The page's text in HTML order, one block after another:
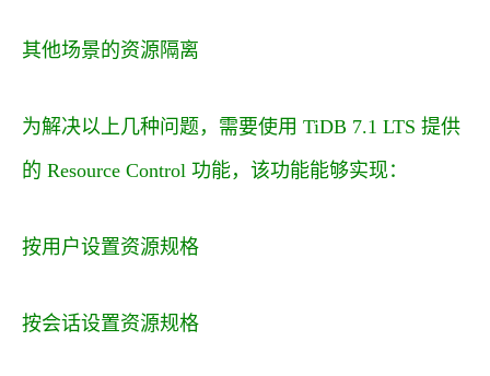
其他场景的资源隔离
为解决以上几种问题，需要使用 TiDB 7.1 LTS 提供
的 Resource Control 功能，该功能能够实现：
按用户设置资源规格
按会话设置资源规格